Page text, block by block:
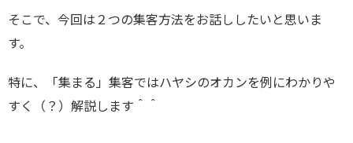
そこで、今回は２つの集客方法をお話ししたいと思いま
す。
特に、「集まる」集客ではハヤシのオカンを例にわかりや
すく（？）解説します＾＾